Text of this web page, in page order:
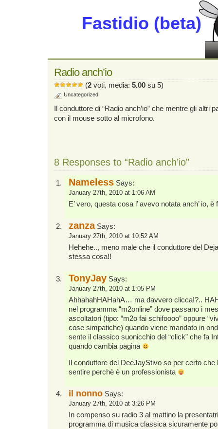
Fastidio (beta)
Radio anch’io
(2 voti, media: 5.00 su 5)
Uncategorized
Il conduttore di “Radio anch’io” che mentre gli altri
con il mouse sotto al microfono.
8 Responses to “Radio anch’io”
Nameless Says:
January 27th, 2010 at 1:06 AM
E’ vero, questa cosa l’ avevo notata anch’ io,
zanzaSays:
January 27th, 2010 at 10:52 AM
Hehehe.., meno male che il conduttore del
stessa cosa!!
TonyJay Says:
January 27th, 2010 at 1:05 PM
AhhahahHAHahA… ma davvero clicca!?..
nel programma “m2online” dove passano i
ascoltatori (tipo: “m2o fai schifoooo” oppure
cose simpatiche) quando viene mandato in
sente il classico suonicchio del “click” che fa
quando cambia pagina
Il conduttore del DeeJayStivo so per certo
sentire perchè è un professionista
il nonno Says:
January 27th, 2010 at 3:26 PM
In compenso su radio 3 al mattino la
programma di musica classica sicuramente